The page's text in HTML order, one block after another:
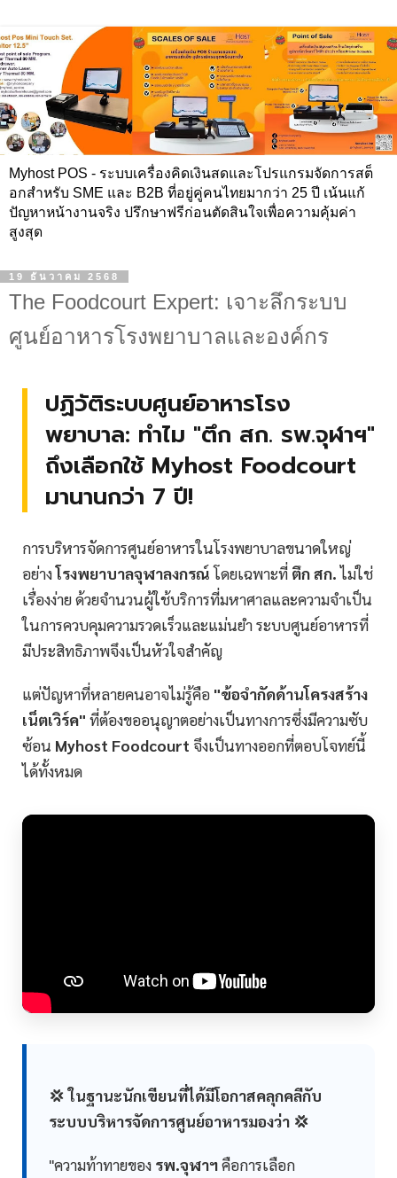
Myhost POS - ระบบเครื่องคิดเงินสดและโปรแกรมจัดการสต็
อกสำหรับ SME และ B2B ที่อยู่คู่คนไทยมากว่า 25 ปี เน้นแก้
ปัญหาหน้างานจริง ปรึกษาฟรีก่อนตัดสินใจเพื่อความคุ้มค่า
สูงสุด
19 ธันวาคม 2568
The Foodcourt Expert: เจาะลึกระบบ
ศูนย์อาหารโรงพยาบาลและองค์กร
ปฏิวัติระบบศูนย์อาหารโรง
พยาบาล: ทำไม "ตึก สก. รพ.จุฬาฯ"
ถึงเลือกใช้ Myhost Foodcourt
มานานกว่า 7 ปี!
การบริหารจัดการศูนย์อาหารในโรงพยาบาลขนาดใหญ่
อย่างโรงพยาบาลจุฬาลงกรณ์โดยเฉพาะที่ ตึก สก.ไม่ใช่
เรื่องง่าย ด้วยจำนวนผู้ใช้บริการที่มหาศาลและความจำเป็น
ในการควบคุมความรวดเร็วและแม่นยำ ระบบศูนย์อาหารที่
มีประสิทธิภาพจึงเป็นหัวใจสำคัญ
แต่ปัญหาที่หลายคนอาจไม่รู้คือ "ข้อจำกัดด้านโครงสร้าง
เน็ตเวิร์ค" ที่ต้องขออนุญาตอย่างเป็นทางการซึ่งมีความซับ
ซ้อน Myhost Foodcourt จึงเป็นทางออกที่ตอบโจทย์นี้
ได้ทั้งหมด
💢 ในฐานะนักเขียนที่ได้มีโอกาสคลุกคลีกับ
ระบบบริหารจัดการศูนย์อาหารมองว่า 💢
"ความท้าทายของ รพ.จุฬาฯคือการเลือก